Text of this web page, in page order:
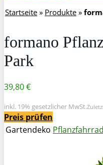
Startseite » Produkte »
formano
Park
39,80 €
inkl. 19% gesetzlicher MwSt.
Preis prüfen
Gartendeko Pflanzfahrrad